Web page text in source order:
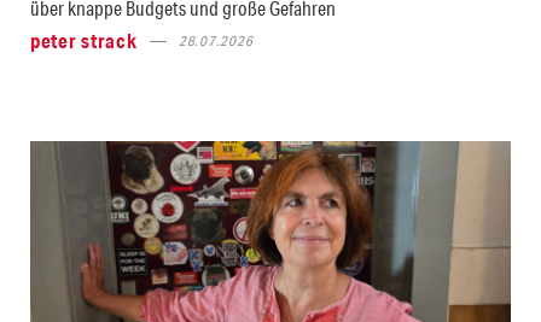
über knappe Budgets und große Gefahren
peter strack
28.07.2026